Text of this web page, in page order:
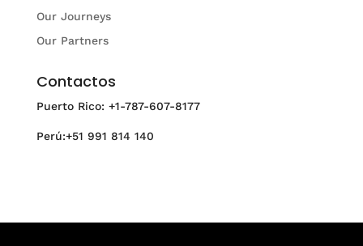
Our Journeys
Our Partners
Contactos
Puerto Rico: +1-787-607-8177
Perú:+51 991 814 140